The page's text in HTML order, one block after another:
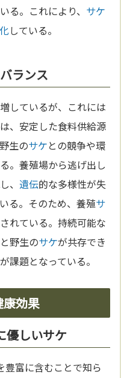
る。これにより、 サケ
している。
ランス
しているが、これには
は、安定した食料供給源
生のサケとの競争や環
。養殖場から逃げ出し
、遺伝的な多様性が失
る。そのため、養殖サ
れている。持続可能な
野生のサケが共存でき
課題となっている。
康効果
優しいサケ
豊富に含むことで知ら